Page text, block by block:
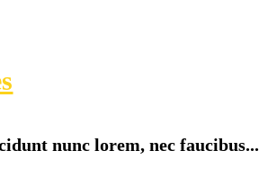
nunc lorem, nec faucibus...